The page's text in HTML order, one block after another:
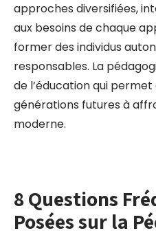
approches diversifiées,
aux besoins de chaque
former des individus
responsables. La
de l’éducation qui
générations futures à
moderne.
8 Questions
Posées sur la